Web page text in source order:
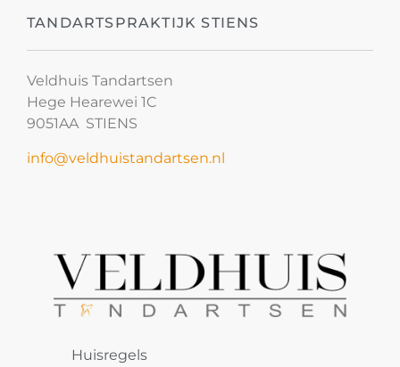
TANDARTSPRAKTIJK STIENS
Veldhuis Tandartsen
Hege Hearewei 1C
9051AA STIENS
info@veldhuistandartsen.nl
Huisregels